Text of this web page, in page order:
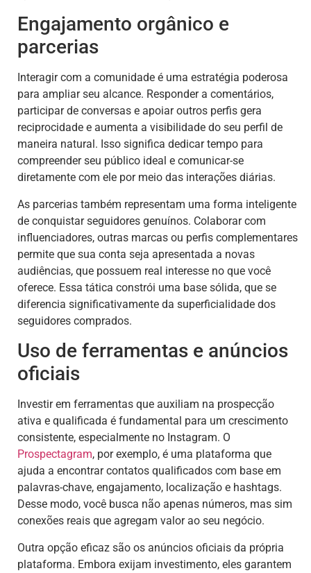
Engajamento orgânico e
parcerias
Interagir com a comunidade é uma estratégia poderosa
para ampliar seu alcance. Responder a comentários,
participar de conversas e apoiar outros perfis gera
reciprocidade e aumenta a visibilidade do seu perfil de
maneira natural. Isso significa dedicar tempo para
compreender seu público ideal e comunicar-se
diretamente com ele por meio das interações diárias.
As parcerias também representam uma forma inteligente
de conquistar seguidores genuínos. Colaborar com
influenciadores, outras marcas ou perfis complementares
permite que sua conta seja apresentada a novas
audiências, que possuem real interesse no que você
oferece. Essa tática constrói uma base sólida, que se
diferencia significativamente da superficialidade dos
seguidores comprados.
Uso de ferramentas e anúncios
oficiais
Investir em ferramentas que auxiliam na prospecção
ativa e qualificada é fundamental para um crescimento
consistente, especialmente no Instagram. O
Prospectagram, por exemplo, é uma plataforma que
ajuda a encontrar contatos qualificados com base em
palavras-chave, engajamento, localização e hashtags.
Desse modo, você busca não apenas números, mas sim
conexões reais que agregam valor ao seu negócio.
Outra opção eficaz são os anúncios oficiais da própria
plataforma. Embora exijam investimento, eles garantem